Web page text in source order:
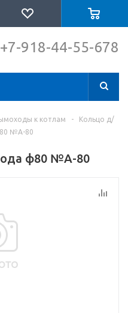
+7-918-44-55-678
к котлам -
Кольцо д/
№А-80
ф80 №А-80